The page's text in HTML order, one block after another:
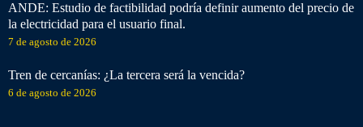
ANDE: Estudio de factibilidad podría definir aumento del precio de
la electricidad para el usuario final.
7 de agosto de 2026
Tren de cercanías: ¿La tercera será la vencida?
6 de agosto de 2026